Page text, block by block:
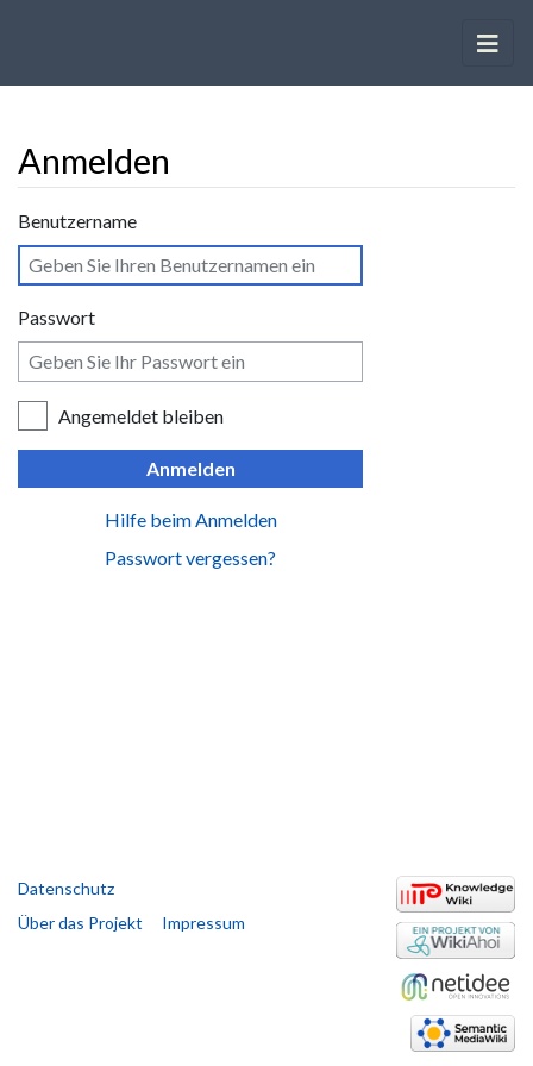
Anmelden
Wechseln zu:Navigation
Benutzername
Passwort
Angemeldet bleiben
Anmelden
Hilfe beim Anmelden
Passwort vergessen?
Datenschutz
Über das Projekt
Impressum